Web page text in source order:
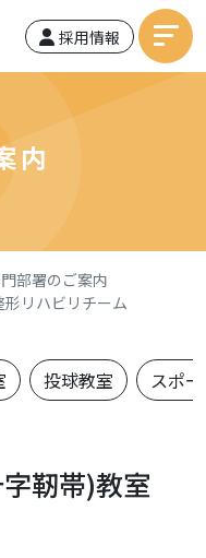
採用情報
内
部署のご案内
形リハビリチーム
投球教室 スポ
靭帯)教室